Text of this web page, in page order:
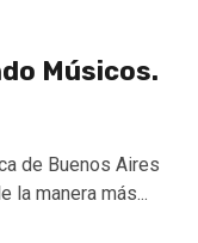
Músicos.
de Buenos Aires
la manera más...